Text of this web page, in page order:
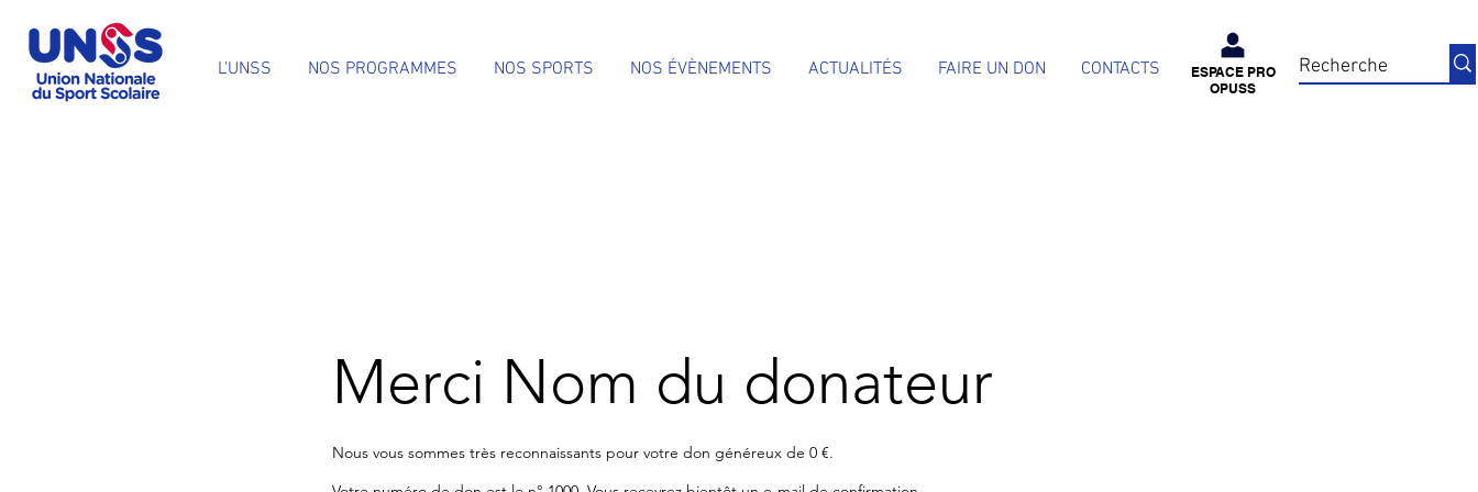
L'UNSS NOS PROGRAMMES NOS SPORTS NOS ÉVÈNEMENTS ACTUALITÉS FAIRE UN DON CONTACTS
ESPACE PRO
OPUSS
Merci Nom du donateur
Nous vous sommes très reconnaissants pour votre don généreux de 0 €.